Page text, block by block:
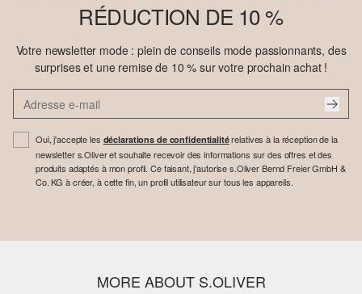
RÉDUCTION DE 10 %
Votre newsletter mode : plein de conseils mode passionnants, des
surprises et une remise de 10 % sur votre prochain achat !
Oui, j'accepte les déclarations de confidentialitérelatives à la réception de la
newsletter s.Oliver et souhaite recevoir des informations sur des offres et des
produits adaptés à mon profil. Ce faisant, j'autorise s.Oliver Bernd Freier GmbH &
Co. KG à créer, à cette fin, un profil utilisateur sur tous les appareils.
MORE ABOUT S.OLIVER